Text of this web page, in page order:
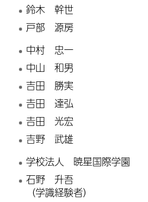
鈴木 幹世
戸部 源房
中村 忠一
中山 和男
吉田 勝実
𠮷田 達弘
𠮷田 光宏
吉野 武雄
学校法人 暁星国際学園
石野 升吾
（学識経験者）